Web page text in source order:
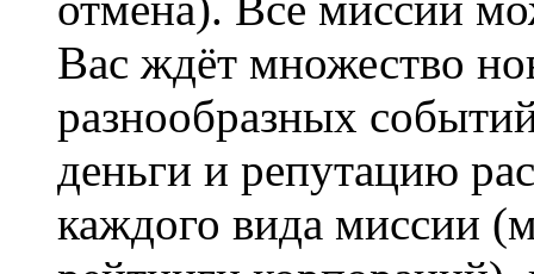
Вас ждёт множество
разнообразных
деньги и репутацию
каждого вида миссии